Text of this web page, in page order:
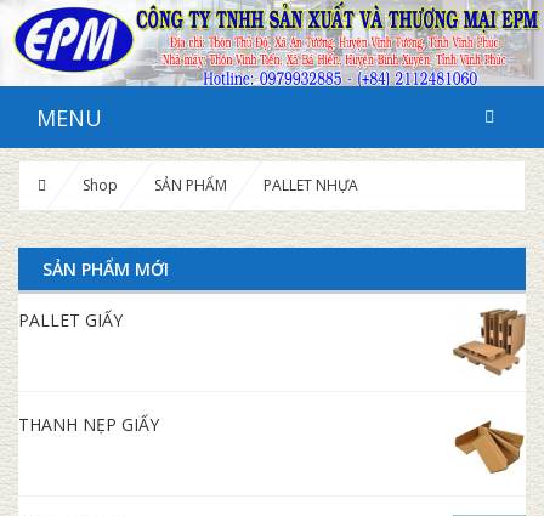
MENU
Shop SẢN PHẨM PALLET NHỰA
SẢN PHẨM MỚI
PALLET GIẤY
THANH NẸP GIẤY